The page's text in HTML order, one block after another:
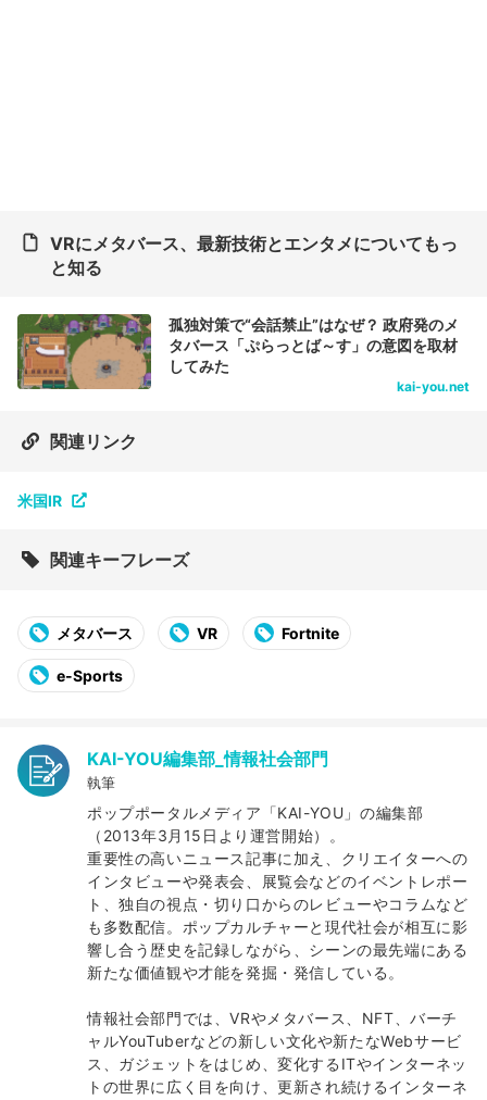
VRにメタバース、最新技術とエンタメについてもっ
と知る
孤独対策で“会話禁止”はなぜ？ 政府発のメ
タバース「ぷらっとば～す」の意図を取材
してみた
kai-you.net
関連リンク
米国IR
関連キーフレーズ
メタバース VR Fortnite
e-Sports
KAI-YOU編集部_情報社会部門
執筆
ポップポータルメディア「KAI-YOU」の編集部
（2013年3月15日より運営開始）。
重要性の高いニュース記事に加え、クリエイターへの
インタビューや発表会、展覧会などのイベントレポー
ト、独自の視点・切り口からのレビューやコラムなど
も多数配信。ポップカルチャーと現代社会が相互に影
響し合う歴史を記録しながら、シーンの最先端にある
新たな価値観や才能を発掘・発信している。
情報社会部門では、VRやメタバース、NFT、バーチ
ャルYouTuberなどの新しい文化や新たなWebサービ
ス、ガジェットをはじめ、変化するITやインターネッ
トの世界に広く目を向け、更新され続けるインターネ